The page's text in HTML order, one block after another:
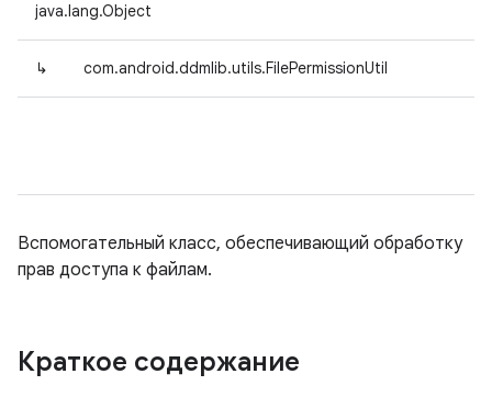
java.lang.Object
↳ com.android.ddmlib.utils.FilePermissionUtil
Вспомогательный класс, обеспечивающий обработку
прав доступа к файлам.
Краткое содержание